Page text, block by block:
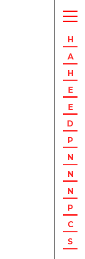
H
A
H
E
E
D
P
N
N
N
P
C
S